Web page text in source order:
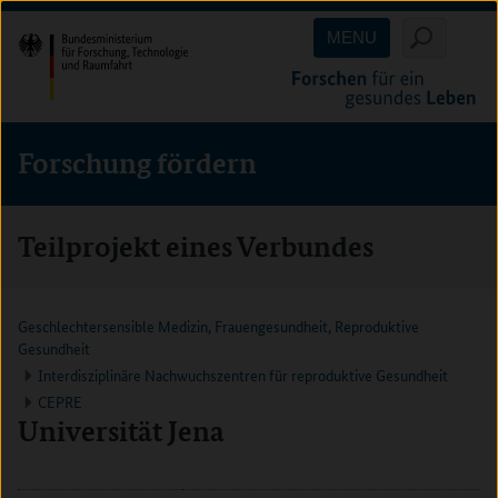
Direkt
zum
Inhalt
(Eingabetaste)
Direkt
zum
Hauptmenu
(Eingabetaste)
Direkt
zur
Suche
(Eingabetaste)
MENU
Forschung fördern
Teilprojekt eines Verbundes
Geschlechtersensible Medizin, Frauengesundheit, Reproduktive
Gesundheit
Interdisziplinäre Nachwuchszentren für reproduktive Gesundheit
CEPRE
Universität Jena